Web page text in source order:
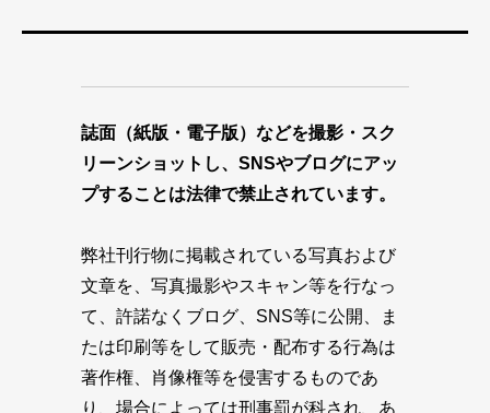
誌面（紙版・電子版）などを撮影・スク
リーンショットし、SNSやブログにアッ
プすることは法律で禁止されています。
弊社刊行物に掲載されている写真および
文章を、写真撮影やスキャン等を行なっ
て、許諾なくブログ、SNS等に公開、ま
たは印刷等をして販売・配布する行為は
著作権、肖像権等を侵害するものであ
り、場合によっては刑事罰が科され、あ